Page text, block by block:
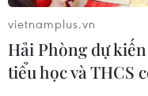
quyền hạn và cơ cấu
08/08/2026 14:03
vietnamplus.vn
Hải Phòng dự
tiểu học và THCS